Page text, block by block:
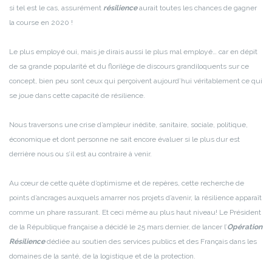
si tel est le cas, assurément résilienceaurait toutes les chances de gagner
la course en 2020 !
Le plus employé oui, mais je dirais aussi le plus mal employé… car en dépit
de sa grande popularité et du florilège de discours grandiloquents sur ce
concept, bien peu sont ceux qui perçoivent aujourd’hui véritablement ce qui
se joue dans cette capacité de résilience.
Nous traversons une crise d’ampleur inédite, sanitaire, sociale, politique,
économique et dont personne ne sait encore évaluer si le plus dur est
derrière nous ou s’il est au contraire à venir.
Au cœur de cette quête d’optimisme et de repères, cette recherche de
points d’ancrages auxquels amarrer nos projets d’avenir, la résilience apparaît
comme un phare rassurant. Et ceci même au plus haut niveau! Le Président
de la République française a décidé le 25 mars dernier, de lancer l’Opération
Résiliencedédiée au soutien des services publics et des Français dans les
domaines de la santé, de la logistique et de la protection.